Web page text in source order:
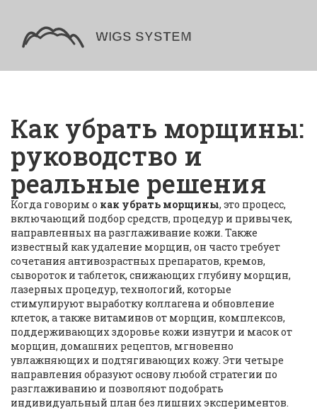
Как убрать морщины:
руководство и
реальные решения
Когда говорим о как убрать морщины, это процесс,
включающий подбор средств, процедур и привычек,
направленных на разглаживание кожи. Также
известный какудаление морщин, он часто требует
сочетания антивозрастных препаратов, кремов,
сывороток и таблеток, снижающих глубину морщин,
лазерных процедур, технологий, которые
стимулируют выработку коллагена и обновление
клеток, а также витаминов от морщин, комплексов,
поддерживающих здоровье кожи изнутри и масок от
морщин, домашних рецептов, мгновенно
увлажняющих и подтягивающих кожу. Эти четыре
направления образуют основу любой стратегии по
разглаживанию и позволяют подобрать
индивидуальный план без лишних экспериментов.